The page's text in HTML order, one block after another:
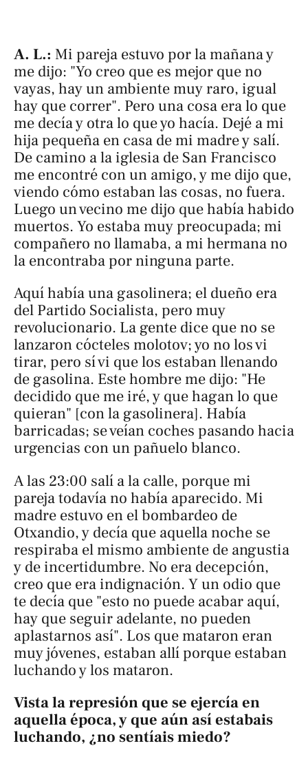
A. L.: Mi pareja estuvo por la mañana y
me dijo: "Yo creo que es mejor que no
vayas, hay un ambiente muy raro, igual
hay que correr". Pero una cosa era lo que
me decía y otra lo que yo hacía. Dejé a mi
hija pequeña en casa de mi madre y salí.
De camino a la iglesia de San Francisco
me encontré con un amigo, y me dijo que,
viendo cómo estaban las cosas, no fuera.
Luego un vecino me dijo que había habido
muertos. Yo estaba muy preocupada; mi
compañero no llamaba, a mi hermana no
la encontraba por ninguna parte.
Aquí había una gasolinera; el dueño era
del Partido Socialista, pero muy
revolucionario. La gente dice que no se
lanzaron cócteles molotov; yo no los vi
tirar, pero sí vi que los estaban llenando
de gasolina. Este hombre me dijo: "He
decidido que me iré, y que hagan lo que
quieran" [con la gasolinera]. Había
barricadas; se veían coches pasando hacia
urgencias con un pañuelo blanco.
A las 23:00 salí a la calle, porque mi
pareja todavía no había aparecido. Mi
madre estuvo en el bombardeo de
Otxandio, y decía que aquella noche se
respiraba el mismo ambiente de angustia
y de incertidumbre. No era decepción,
creo que era indignación. Y un odio que
te decía que "esto no puede acabar aquí,
hay que seguir adelante, no pueden
aplastarnos así". Los que mataron eran
muy jóvenes, estaban allí porque estaban
luchando y los mataron.
Vista la represión que se ejercía en
aquella época, y que aún así estabais
luchando, ¿no sentíais miedo?